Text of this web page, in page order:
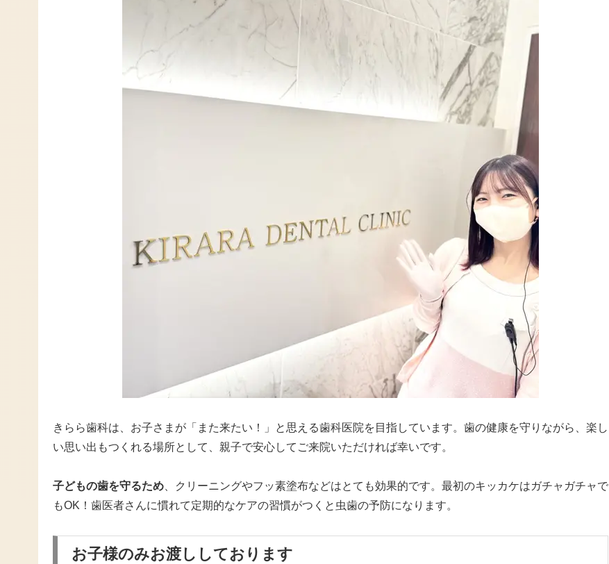
きらら歯科は、お子さまが「また来たい！」と思える歯科医院を目指しています。歯の健康を守りながら、楽し
い思い出もつくれる場所として、親子で安心してご来院いただければ幸いです。
子どもの歯を守るため 、クリーニングやフッ素塗布などはとても効果的です。最初のキッカケはガチャガチャで
もOK！歯医者さんに慣れて定期的なケアの習慣がつくと虫歯の予防になります。
お子様のみお渡ししております